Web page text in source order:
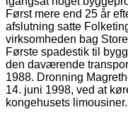
Først mere end 25 år
afslutning satte
virksomheden bag
Første spadestik til
den daværende
1988. Dronning
14. juni 1998, ved at
kongehusets limousiner.